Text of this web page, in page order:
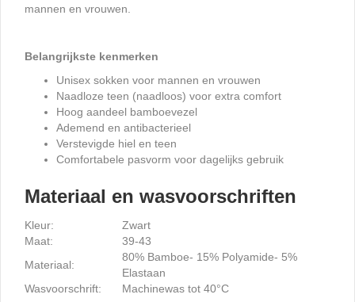
mannen en vrouwen.
Belangrijkste kenmerken
Unisex sokken voor mannen en vrouwen
Naadloze teen (naadloos) voor extra comfort
Hoog aandeel bamboevezel
Ademend en antibacterieel
Verstevigde hiel en teen
Comfortabele pasvorm voor dagelijks gebruik
Materiaal en wasvoorschriften
Kleur:
Zwart
Maat:
39-43
Materiaal:
80% Bamboe- 15% Polyamide- 5%
Elastaan
Wasvoorschrift:
Machinewas tot 40°C